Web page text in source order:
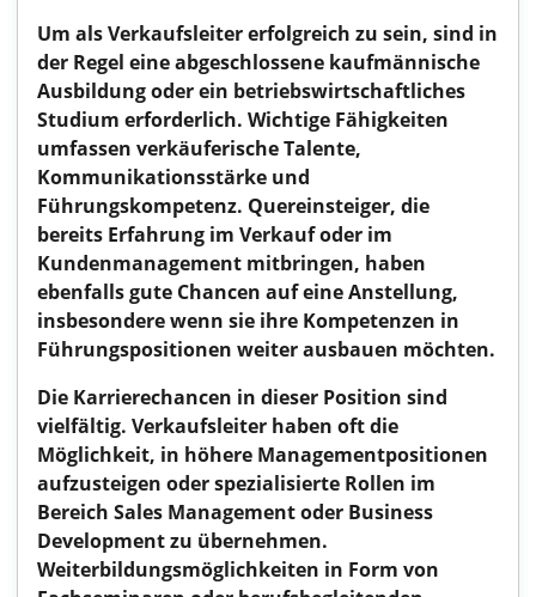
Um als Verkaufsleiter erfolgreich zu sein, sind in
der Regel eine abgeschlossene kaufmännische
Ausbildung oder ein betriebswirtschaftliches
Studium erforderlich. Wichtige Fähigkeiten
umfassen verkäuferische Talente,
Kommunikationsstärke und
Führungskompetenz. Quereinsteiger, die
bereits Erfahrung im Verkauf oder im
Kundenmanagement mitbringen, haben
ebenfalls gute Chancen auf eine Anstellung,
insbesondere wenn sie ihre Kompetenzen in
Führungspositionen weiter ausbauen möchten.
Die Karrierechancen in dieser Position sind
vielfältig. Verkaufsleiter haben oft die
Möglichkeit, in höhere Managementpositionen
aufzusteigen oder spezialisierte Rollen im
Bereich Sales Management oder Business
Development zu übernehmen.
Weiterbildungsmöglichkeiten in Form von